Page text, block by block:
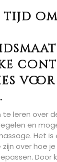
tijd
leren over
en
Het
over hoe
Door